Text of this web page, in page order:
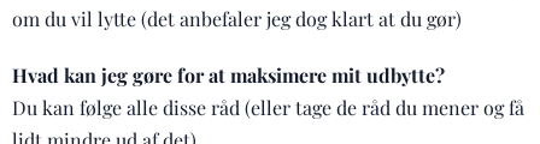
om du vil lytte (det anbefaler jeg dog klart at du gør)
Hvad kan jeg gøre for at maksimere mit udbytte?
Du kan følge alle disse råd (eller tage de råd du mener og få